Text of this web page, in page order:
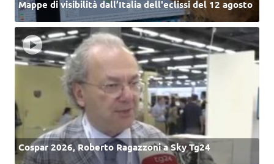
Mappe di visibilità dall’Italia dell'eclissi del 12 agosto
Cospar 2026, Roberto Ragazzoni a Sky Tg24